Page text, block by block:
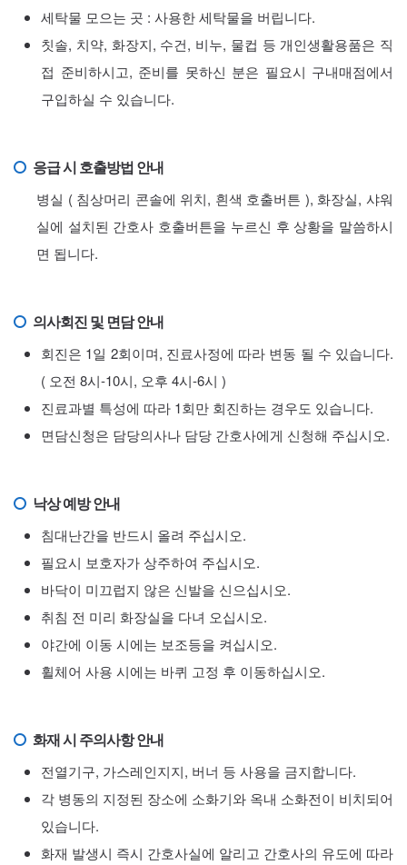
세탁물 모으는 곳 : 사용한 세탁물을 버립니다.
칫솔, 치약, 화장지, 수건, 비누, 물컵 등 개인생활용품은 직
접 준비하시고, 준비를 못하신 분은 필요시 구내매점에서
구입하실 수 있습니다.
응급 시 호출방법 안내
병실 ( 침상머리 콘솔에 위치, 흰색 호출버튼 ), 화장실, 샤워
실에 설치된 간호사 호출버튼을 누르신 후 상황을 말씀하시
면 됩니다.
의사회진 및 면담 안내
회진은 1일 2회이며, 진료사정에 따라 변동 될 수 있습니다.
( 오전 8시-10시, 오후 4시-6시 )
진료과별 특성에 따라 1회만 회진하는 경우도 있습니다.
면담신청은 담당의사나 담당 간호사에게 신청해 주십시오.
낙상 예방 안내
침대난간을 반드시 올려 주십시오.
필요시 보호자가 상주하여 주십시오.
바닥이 미끄럽지 않은 신발을 신으십시오.
취침 전 미리 화장실을 다녀 오십시오.
야간에 이동 시에는 보조등을 켜십시오.
휠체어 사용 시에는 바퀴 고정 후 이동하십시오.
화재 시 주의사항 안내
전열기구, 가스레인지지, 버너 등 사용을 금지합니다.
각 병동의 지정된 장소에 소화기와 옥내 소화전이 비치되어
있습니다.
화재 발생시 즉시 간호사실에 알리고 간호사의 유도에 따라